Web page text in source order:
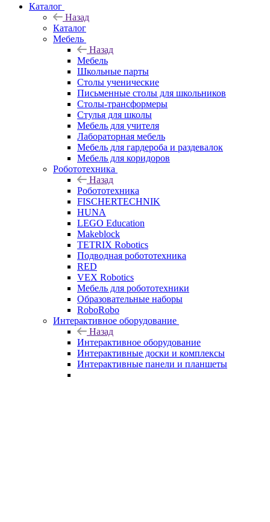
Каталог
Назад
Каталог
Мебель
Назад
Мебель
Школьные парты
Столы ученические
Письменные столы для школьников
Столы-трансформеры
Стулья для школы
Мебель для учителя
Лабораторная мебель
Мебель для гардероба и раздевалок
Мебель для коридоров
Робототехника
Назад
Робототехника
FISCHERTECHNIK
HUNA
LEGO Education
Makeblock
TETRIX Robotics
Подводная робототехника
RED
VEX Robotics
Мебель для робототехники
Образовательные наборы
RoboRobo
Интерактивное оборудование
Назад
Интерактивное оборудование
Интерактивные доски и комплексы
Интерактивные панели и планшеты